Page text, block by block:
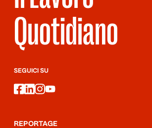
Quotidiano
SEGUICI SU
facebook
linkedin
instagram
youtube
REPORTAGE